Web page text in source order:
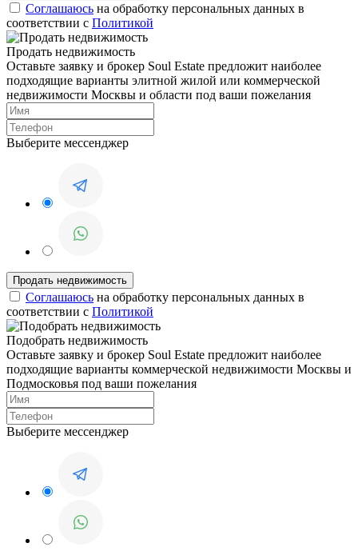
Соглашаюсь на обработку персональных данных в
соответствии с Политикой
Продать недвижимость
Оставьте заявку и брокер Soul Estate предложит наиболее
подходящие варианты элитной жилой или коммерческой
недвижимости Москвы и области под ваши пожелания
Выберите мессенджер
Соглашаюсь на обработку персональных данных в
соответствии с Политикой
Подобрать недвижимость
Оставьте заявку и брокер Soul Estate предложит наиболее
подходящие варианты коммерческой недвижимости Москвы и
Подмосковья под ваши пожелания
Выберите мессенджер